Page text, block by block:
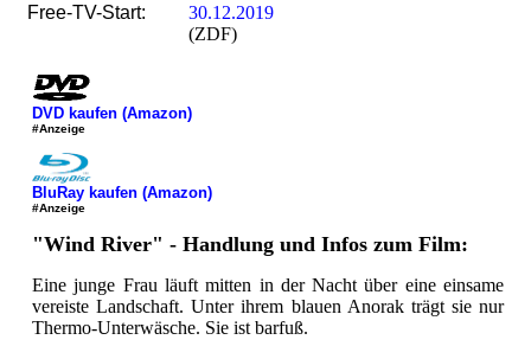
Free-TV-Start:
30.12.2019
(ZDF)
DVD kaufen (Amazon)
#Anzeige
BluRay kaufen (Amazon)
#Anzeige
"Wind River" - Handlung und Infos zum Film:
Eine junge Frau läuft mitten in der Nacht über eine einsame
vereiste Landschaft. Unter ihrem blauen Anorak trägt sie nur
Thermo-Unterwäsche. Sie ist barfuß.